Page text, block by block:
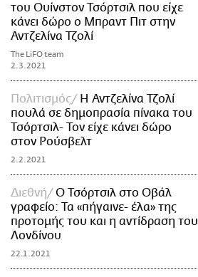
του Ουίνστον Τσόρτσιλ που είχε
κάνει δώρο ο Μπραντ Πιτ στην
Αντζελίνα Τζολί
The LiFO team
2.3.2021
Πολιτισμός
Η Αντζελίνα Τζολί
πουλά σε δημοπρασία πίνακα του
Τσόρτσιλ- Τον είχε κάνει δώρο
στον Ρούσβελτ
2.2.2021
Διεθνή
Ο Τσόρτσιλ στο Οβάλ
γραφείο: Τα «πήγαινε- έλα» της
προτομής του και η αντίδραση του
Λονδίνου
22.1.2021